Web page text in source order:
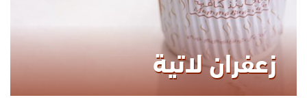
زعفران لاتية